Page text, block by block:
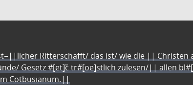
Ritterschafft/ das ist/ wie die || Christen
Gesetz #[et]c̃ tr#[oe]stlich zulesen/|| allen
Cotbusianum.||